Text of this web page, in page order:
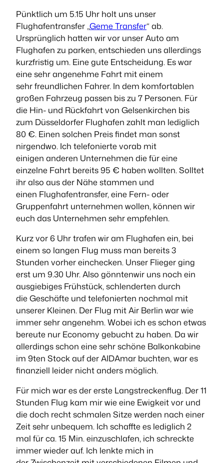
Pünktlich um 5.15 Uhr holt uns unser
Flughafentransfer „Geme Transfer“ ab.
Ursprünglich hatten wir vor unser Auto am
Flughafen zu parken, entschieden uns allerdings
kurzfristig um. Eine gute Entscheidung. Es war
eine sehr angenehme Fahrt mit einem
sehr freundlichen Fahrer. In dem komfortablen
großen Fahrzeug passen bis zu 7 Personen. Für
die Hin- und Rückfahrt von Gelsenkirchen bis
zum Düsseldorfer Flughafen zahlt man lediglich
80 €. Einen solchen Preis findet man sonst
nirgendwo. Ich telefonierte vorab mit
einigen anderen Unternehmen die für eine
einzelne Fahrt bereits 95 € haben wollten. Solltet
ihr also aus der Nähe stammen und
einen Flughafentransfer, eine Fern- oder
Gruppenfahrt unternehmen wollen, können wir
euch das Unternehmen sehr empfehlen.
Kurz vor 6 Uhr trafen wir am Flughafen ein, bei
einem so langen Flug muss man bereits 3
Stunden vorher einchecken. Unser Flieger ging
erst um 9.30 Uhr. Also gönntenwir uns noch ein
ausgiebiges Frühstück, schlenderten durch
die Geschäfte und telefonierten nochmal mit
unserer Kleinen. Der Flug mit Air Berlin war wie
immer sehr angenehm. Wobei ich es schon etwas
bereute nur Economy gebucht zu haben. Da wir
allerdings schon eine sehr schöne Balkonkabine
im 9ten Stock auf der AIDAmar buchten, war es
finanziell leider nicht anders möglich.
Für mich war es der erste Langstreckenflug. Der 11
Stunden Flug kam mir wie eine Ewigkeit vor und
die doch recht schmalen Sitze werden nach einer
Zeit sehr unbequem. Ich schaffte es lediglich 2
mal für ca. 15 Min. einzuschlafen, ich schreckte
immer wieder auf. Ich lenkte mich in